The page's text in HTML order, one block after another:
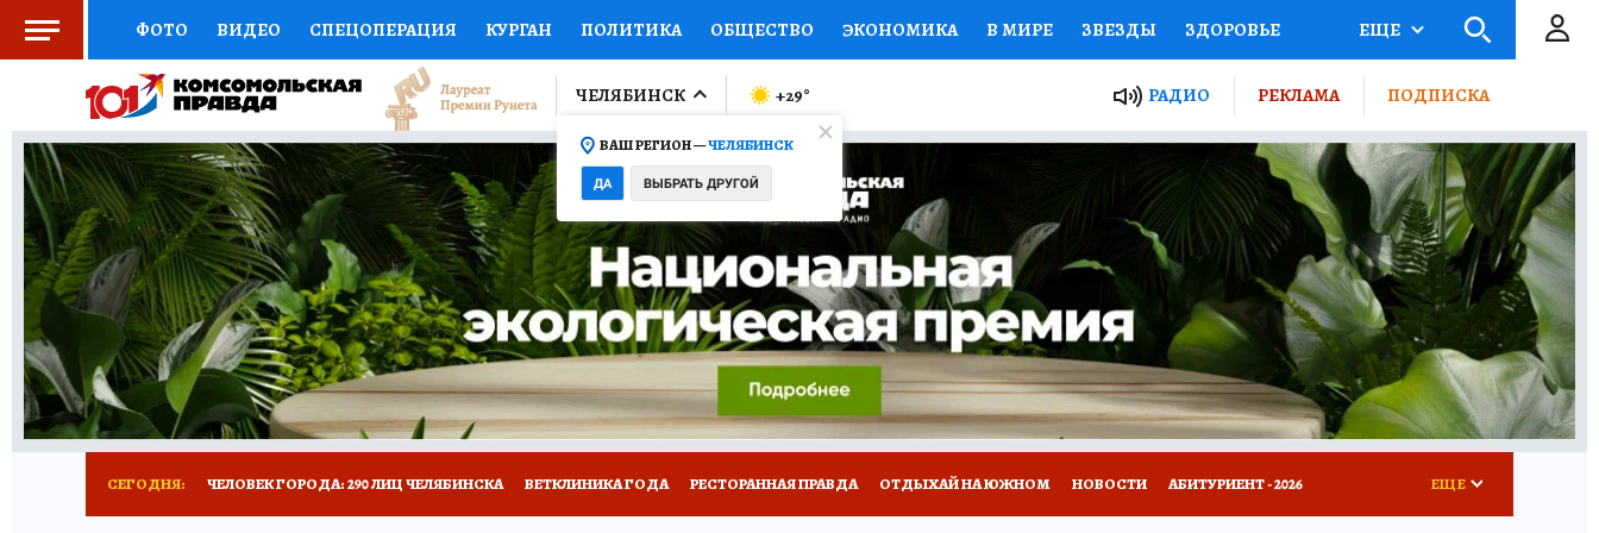
ФОТО ВИДЕО СПЕЦОПЕРАЦИЯ КУРГАН ПОЛИТИКА ОБЩЕСТВО ЭКОНОМИКА В МИРЕ ЗВЕЗДЫ ЗДОРОВЬЕ
СОЦПОДДЕРЖКА НАУКА СПОРТ КОЛУМНИСТЫ ПРОИСШЕСТВИЯ НАЦИОНАЛЬНЫЕ ПРОЕКТЫ РОССИИ
ВЫБОР ЭКСПЕРТОВ ДОКТОР ФИНАНСЫ ОТКРЫВАЕМ МИР Я ЗНАЮ СЕМЬЯ ЖЕНСКИЕ СЕКРЕТЫ ПУТЕВОДИТЕЛЬ
КНИЖНАЯ ПОЛКА ПРОГНОЗЫ НА СПОРТ ПРОМОКОДЫ СЕРИАЛЫ СПЕЦПРОЕКТЫ ДЕФИЦИТ ЖЕЛЕЗА ТУРИЗМ
ПРЕСС-ЦЕНТР НЕДВИЖИМОСТЬ ТЕЛЕВИЗОР КОЛЛЕКЦИИ КОНКУРСЫ РАБОТА У НАС ГИД ПОТРЕБИТЕЛЯ ВСЕ О КП
РАДИО КП ТЕСТЫ НОВОЕ НА САЙТЕ
ЕЩЕ
ЧЕЛЯБИНСК
ВАШ РЕГИОН —ЧЕЛЯБИНСК
ДА ВЫБРАТЬ ДРУГОЙ
+29° РАДИО РЕКЛАМА ПОДПИСКА
СЕГОДНЯ: ЧЕЛОВЕК ГОРОДА: 290 ЛИЦ ЧЕЛЯБИНСКА ВЕТКЛИНИКА ГОДА РЕСТОРАННАЯ ПРАВДА ОТДЫХАЙ НА ЮЖНОМ НОВОСТИ АБИТУРИЕНТ - 2026 ЕЩЕ